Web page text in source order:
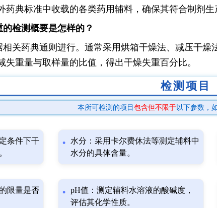
药典标准中收载的各类药用辅料，确保其符合制剂生
检测概要是怎样的？
关药典通则进行。通常采用烘箱干燥法、减压干
失重量与取样量的比值，得出干燥失重百分比。
检测项目
本所可检测的项目 包含但不限于以下参数，
条件下干
水分：采用卡尔费休法等测定辅料中
水分的具体含量。
限量是否
pH值：测定辅料水溶液的酸碱度，
评估其化学性质。